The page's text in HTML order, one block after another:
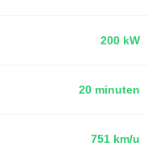
200 kW
20 minuten
751 km/u